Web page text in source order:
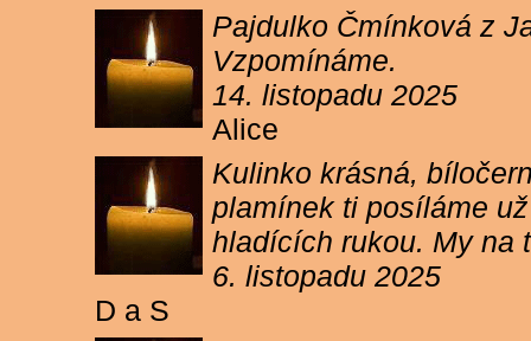
Pajdulko Čmínková z
Vzpomínáme.
14. listopadu 2025
Alice
Kulinko krásná,
plamínek ti posíláme
hladících rukou. My na
6. listopadu 2025
D a S